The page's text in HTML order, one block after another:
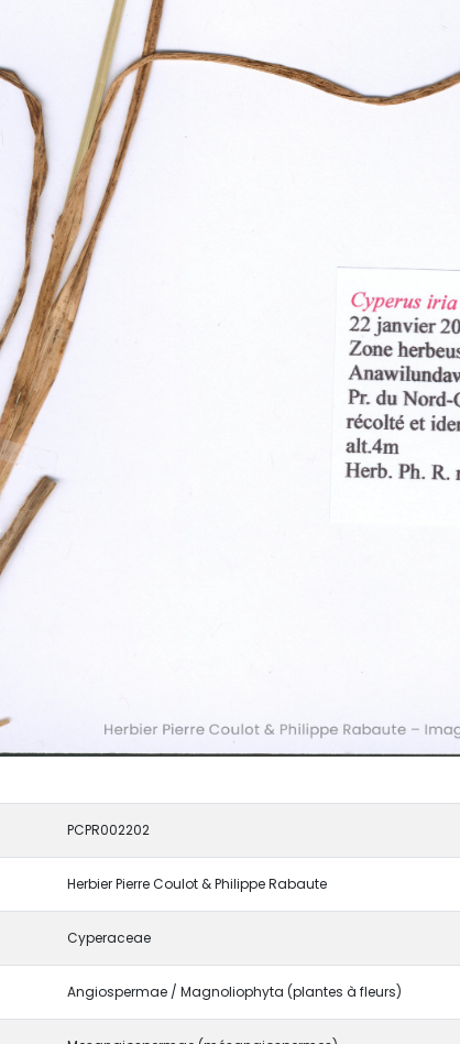
PCPR002202
Herbier Pierre Coulot & Philippe Rabaute
Cyperaceae
Angiospermae / Magnoliophyta (plantes à fleurs)